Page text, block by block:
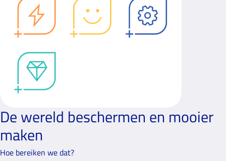
De wereld beschermen en mooier
maken
Hoe bereiken we dat?